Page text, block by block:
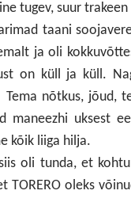
tugev, suur
taani
ja oli
on küll ja küll.
nõtkus, jõud,
maneezhi uksest
kõik liiga hilja.
oli tunda, et
oleks